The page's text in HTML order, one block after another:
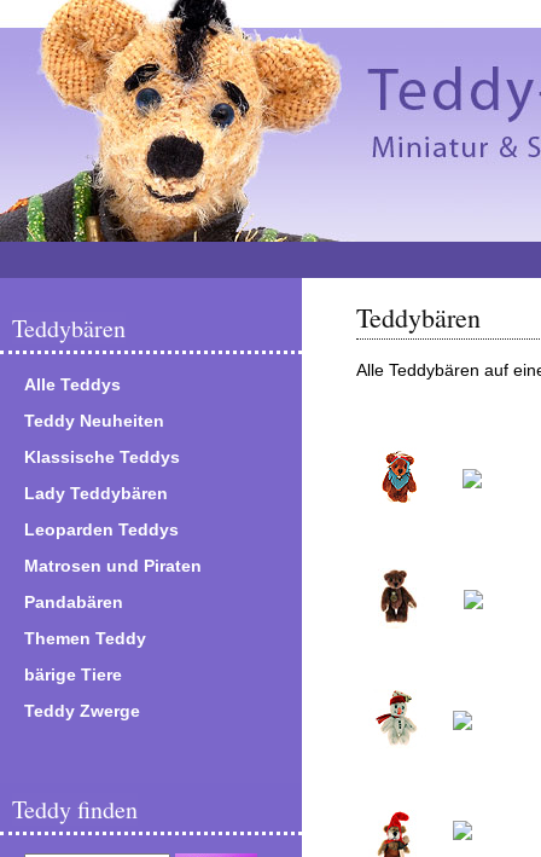
Teddybären
Alle Teddys
Teddy Neuheiten
Klassische Teddys
Lady Teddybären
Leoparden Teddys
Matrosen und Piraten
Pandabären
Themen Teddy
bärige Tiere
Teddy Zwerge
Teddy finden
Teddybären
Alle Teddybären auf